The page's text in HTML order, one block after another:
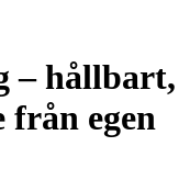
– hållbart,
från egen